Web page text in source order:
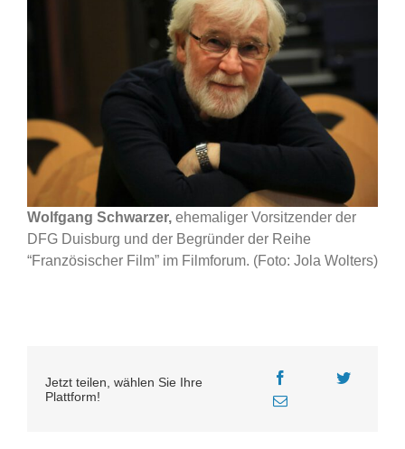
Wolfgang Schwarzer, ehemaliger Vorsitzender der
DFG Duisburg und der Begründer der Reihe
“Französischer Film” im Filmforum. (Foto: Jola Wolters)
Jetzt teilen, wählen Sie Ihre
Plattform!